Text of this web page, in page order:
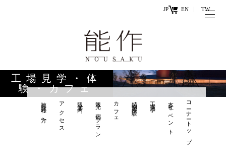
JP EN TW
ー
ワ
ー
ド
オンラ
インシ
能作の歴史
と技
商品情報
直営店
工場見学・体
験・カフェ
コーナートップ
本社イベント
工場見学
鋳物製作体験
カフェ
観光×宿泊プラン
観光案内
アクセス
旅行会社の方へ